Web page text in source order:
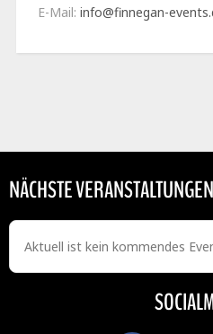
E-Mail: info@finnegan-
NÄCHSTE VERANSTALTUNGEN
Aktuell ist kein kommendes